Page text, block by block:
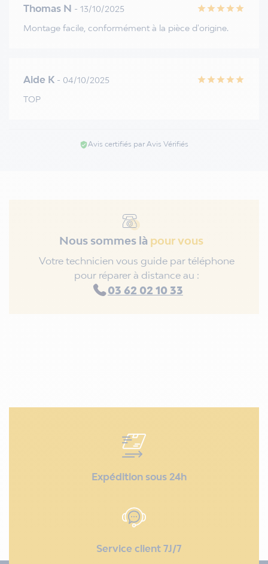
Thomas N - 13/10/2025 star star star star star
Montage facile, conformément à la pièce d'origine.
Aide K - 04/10/2025 star star star star star
TOP
verified_userAvis certifiés par Avis Vérifiés
Nous sommes là pour vous
Votre technicien vous guide par téléphone
pour réparer à distance au :
03 62 02 10 33
Expédition sous 24h
Service client 7J/7